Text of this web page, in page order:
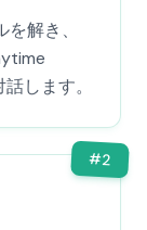
解き、
します。
#2